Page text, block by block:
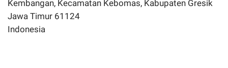
Kembangan, Kecamatan Kebomas, Kabupaten Gresik
Jawa Timur 61124
Indonesia